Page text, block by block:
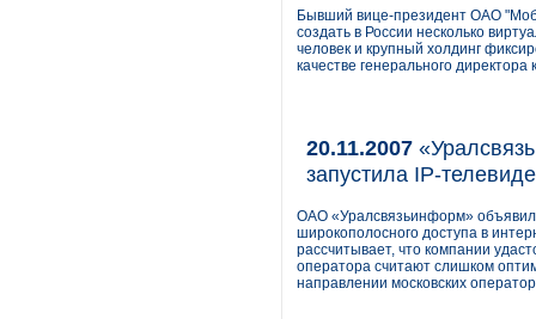
Бывший вице-президент ОАО
создать в России несколько
человек и крупный холдинг
качестве генерального
20.11.2007
запустила IP-
ОАО «Уралсвязьинформ»
широкополосного доступа в
рассчитывает, что компании
оператора считают слишком
направлении московских